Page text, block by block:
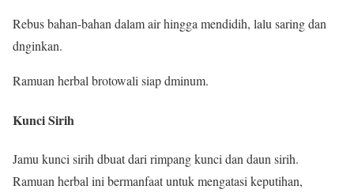
Rebus bahan-bahan dalam air hingga mendidih, lalu saring dan
dnginkan.
Ramuan herbal brotowali siap dminum.
Kunci Sirih
Jamu kunci sirih dbuat dari rimpang kunci dan daun sirih.
Ramuan herbal ini bermanfaat untuk mengatasi keputihan,